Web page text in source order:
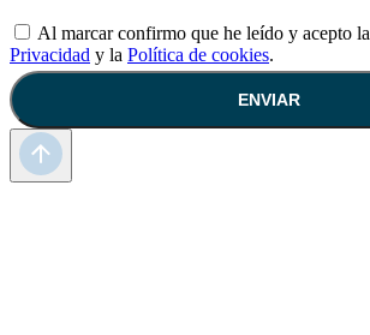
Al marcar confirmo que he leído y acepto la
Privacidad y la Política de cookies.
ENVIAR